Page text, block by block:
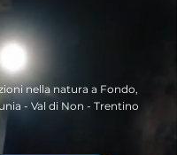
nella natura a Fondo,
- Val di Non - Trentino